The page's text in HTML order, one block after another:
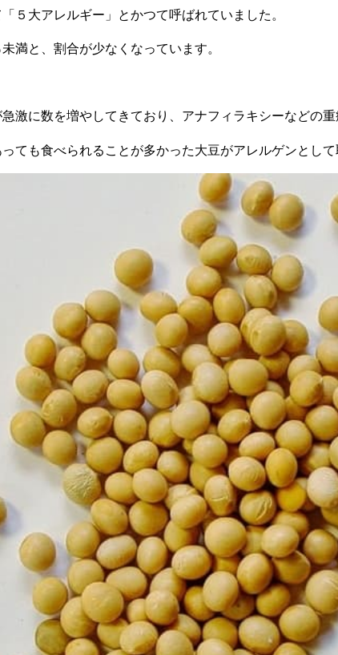
５大アレルギー」とかつて呼ばれていました。
満と、割合が少なくなっています。
激に数を増やしてきており、アナフィラキシーなどの
ても食べられることが多かった大豆がアレルゲンとし